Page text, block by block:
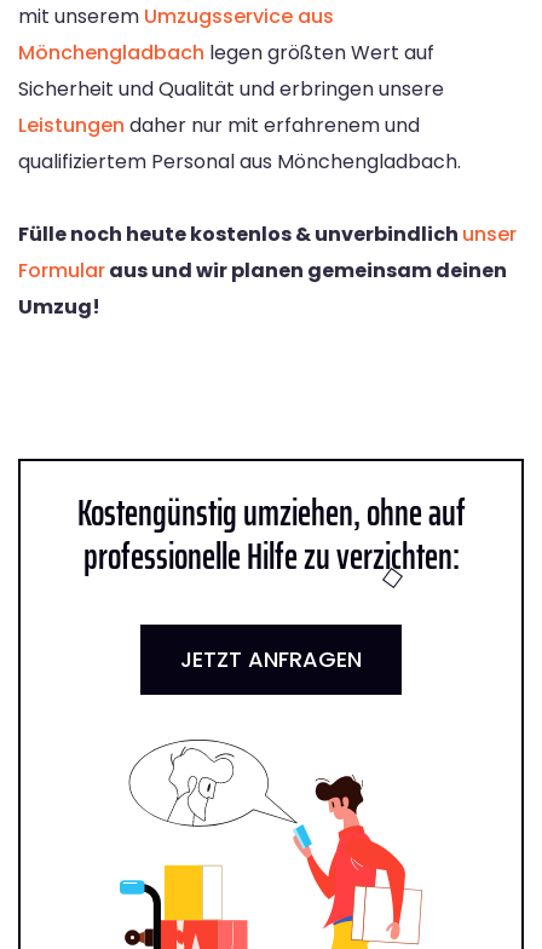
mit unserem Umzugsservice aus
Mönchengladbach legen größten Wert auf
Sicherheit und Qualität und erbringen unsere
Leistungen daher nur mit erfahrenem und
qualifiziertem Personal aus Mönchengladbach.
Fülle noch heute kostenlos & unverbindlich unser
Formularaus und wir planen gemeinsam deinen
Umzug!
Kostengünstig umziehen, ohne auf
professionelle Hilfe zu verzichten:
JETZT ANFRAGEN